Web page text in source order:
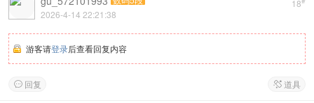
18
2026-4-14 22:21:38
游客请登录后查看回复内容
 回复  道具